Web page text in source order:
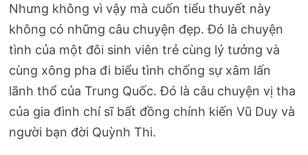
Nhưng không vì vậy mà cuốn tiểu thuyết này
không có những câu chuyện đẹp. Đó là chuyện
tình của một đôi sinh viên trẻ cùng lý tưởng và
cùng xông pha đi biểu tình chống sự xâm lấn
lãnh thổ của Trung Quốc. Đó là câu chuyện vị tha
của gia đình chí sĩ bất đồng chính kiến Vũ Duy và
người bạn đời Quỳnh Thi.